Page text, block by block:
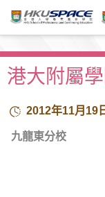
主
容港大附屬
2012年11月19
九龍東分校